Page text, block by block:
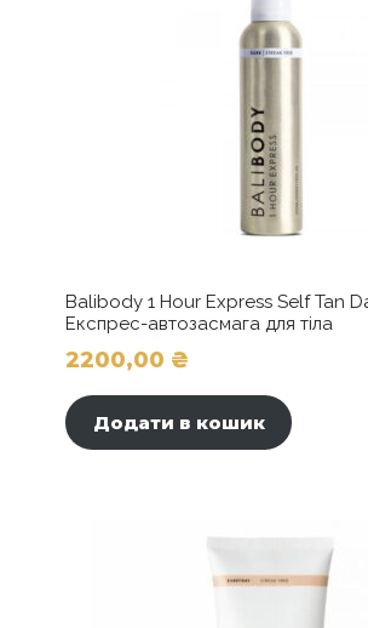
Balibody 1 Hour Express Self Tan
Експрес-автозасмага для тіла
2200,00 ₴
Додати в кошик